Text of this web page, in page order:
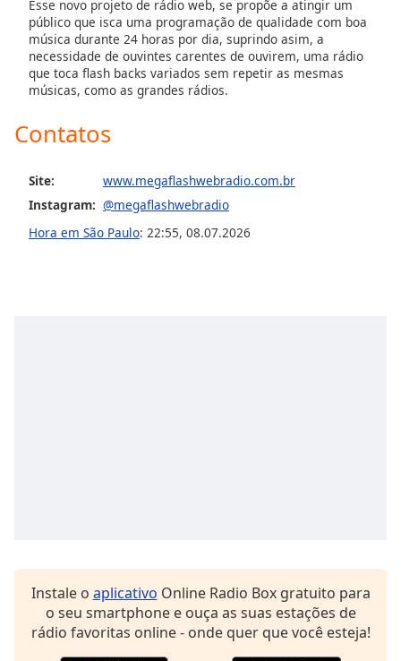
Opacity
Caption
Area
Color
Opacity
Font
dialog
window.
Esse novo projeto de rádio web, se propõe a atingir um
público que isca uma programação de qualidade com boa
música durante 24 horas por dia, suprindo asim, a
necessidade de ouvintes carentes de ouvirem, uma rádio
que toca flash backs variados sem repetir as mesmas
músicas, como as grandes rádios.
Contatos
Site:
www.megaflashwebradio.com.br
Instagram: @megaflashwebradio
Hora em São Paulo: 22:55, 08.07.2026
Instale o aplicativo Online Radio Box gratuito para
o seu smartphone e ouça as suas estações de
rádio favoritas online - onde quer que você esteja!